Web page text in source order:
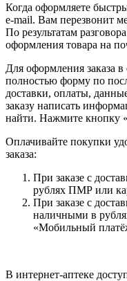
Когда оформляете
e-mail. Вам перезвонит
По результатам
оформления товара на
Для оформления заказа
полностью форму по
доставки, оплаты,
заказу написать
найти. Нажмите кнопку
Оплачивайте покупки
заказа:
При заказе с
рублях ПМР или
При заказе с
наличными в
«Мобильный
В интернет-аптеке